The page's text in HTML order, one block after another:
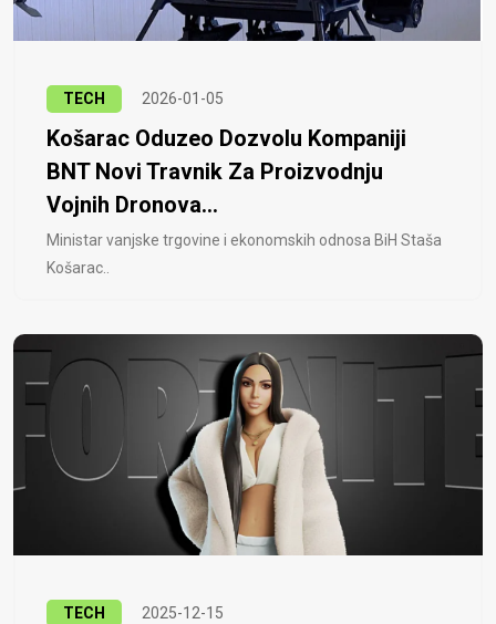
TECH 2026-01-05
Košarac Oduzeo Dozvolu Kompaniji
BNT Novi Travnik Za Proizvodnju
Vojnih Dronova...
Ministar vanjske trgovine i ekonomskih odnosa BiH Staša
Košarac..
TECH 2025-12-15